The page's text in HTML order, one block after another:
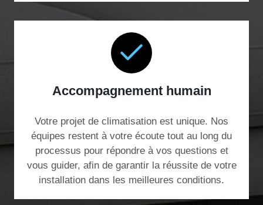
Accompagnement humain
Votre projet de climatisation est unique. Nos
équipes restent à votre écoute tout au long du
processus pour répondre à vos questions et
vous guider, afin de garantir la réussite de votre
installation dans les meilleures conditions.